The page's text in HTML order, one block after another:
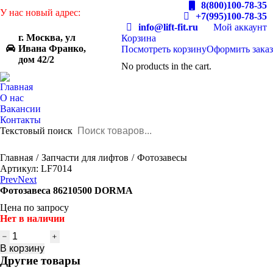
У нас новый адрес:
г. Москва, ул
Ивана Франко,
дом 42/2
8(800)100-78-35
+7(995)100-78-35
info@lift-fit.ru
Мой аккаунт
Корзина
Посмотреть корзинуОформить заказ
No products in the cart.
Главная
О нас
Вакансии
Контакты
Текстовый поиск
You are here:
Главная Запчасти для лифтов
Фотозавесы
Артикул: LF7014
PrevNext
Фотозавеса 86210500 DORMA
Цена по запросу
Нет в наличии
Количество
товара
Фотозавеса
86210500
В корзину
Другие товары